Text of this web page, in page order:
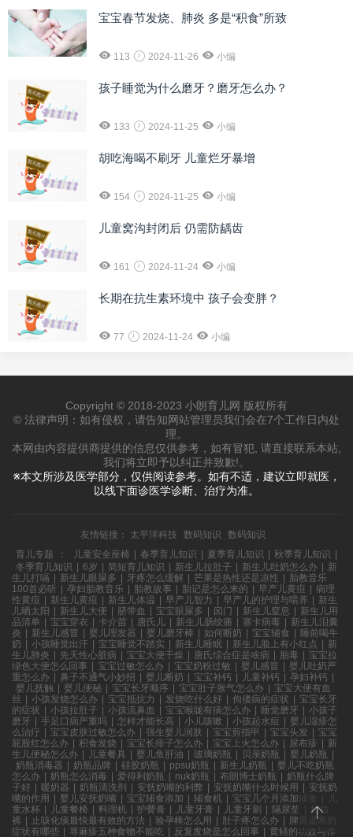
宝宝春节发烧、肺炎 多是“积食”所致
113 2024-11-26 小编
孩子睡觉为什么磨牙？磨牙怎么办？
133 2024-11-25 小编
胡吃海喝不刷牙 儿童烂牙暴增
154 2024-11-25 小编
儿童窝沟封闭后 仍需防龋齿
161 2024-11-24 小编
长期在抗生素环境中 孩子会变胖？
77 2024-11-24 小编
Copyright © 2018-2023 小朗育儿网 版权所有
© 法律声明：如有侵权，请告知网站管理员我们会在7个工作日内处
理。
本网由内容提供商提供的信息仅供参考，如有冒犯, 请直接联系本站,
我们将立即予以纠正并致歉!。
※本文所涉及医学部分，仅供阅读参考。如有不适，建议立即就医，
以线下面诊医学诊断、治疗为准。
友情链接： 太平洋科技 数码知识
数码知识
育儿专题
： 儿童安全座椅 | 春季育儿知识 | 夏季育儿知识 | 秋季育儿知识 |
冬季育儿知识 | 6岁 | 简短育儿知识 | 新生儿拉肚子 | 新生儿吐奶怎么办 | 新
生儿打嗝 | 新生儿眼屎多 | 牙疼怎么缓解 | 芒果是热性还是凉性 | 胎教音乐
100首必听 | 孕妇胎教音乐 | 胎教故事 | 胎记是怎么来的 | 早产儿黄疸 | 病理
性黄疸 | 新生儿黄疸 | 新生儿体温 | 早产儿智力 | 早产儿的护理与喂养 | 新生
儿晒太阳 | 新生儿大便 | 脐带血 | 宝宝眼屎多 | 囟门 | 新生儿窒息 | 新生儿用
品清单 | 宝宝穿衣 | 卡介苗 | 唐氏儿 | 新生儿肠绞痛 | 寨卡病毒 | 新生儿泪囊
炎 | 新生儿感冒 | 婴儿理发器 | 婴儿磨牙棒 | 如何断奶 | 宝宝辅食 | 睡前喝牛
奶 | 小孩睡觉出汗 | 宝宝睡觉不踏实 | 新生儿睡眠 | 新生儿脸上有小红点 | 新
生儿肺炎 | 先天性心脏病 | 宝宝大便干燥 | 唐氏综合症是啥病 | 胎毒 | 宝宝拉
绿色大便怎么回事 | 宝宝过敏怎么办 | 宝宝奶粉过敏 | 婴儿感冒 | 婴儿吐奶严
重怎么办 | 鼻子不通气小妙招 | 婴儿断奶 | 宝宝补钙 | 儿童补钙 | 孕妇补钙 |
婴儿抚触 | 婴儿便秘 | 宝宝长牙顺序 | 宝宝肚子胀气怎么办 | 宝宝大便有血
丝 | 小孩发烧怎么办 | 宝宝抵抗力 | 发烧吃什么好 | 佝偻病的症状 | 宝宝长牙
的症状 | 小孩拉肚子 | 小孩流鼻血 | 宝宝喉咙有痰怎么办 | 睡觉磨牙 | 小孩子
磨牙 | 手足口病严重吗 | 怎样才能长高 | 小儿咳嗽 | 小孩起水痘 | 婴儿湿疹怎
么治疗 | 宝宝皮肤过敏怎么办 | 强生婴儿润肤 | 宝宝剪指甲 | 宝宝头发 | 宝宝
屁股红怎么办 | 积食发烧 | 宝宝长痱子怎么办 | 宝宝上火怎么办 | 尿布疹 | 新
生儿便秘怎么办 | 儿童餐具 | 婴儿鱼肝油 | 玻璃奶瓶 | 贝亲奶瓶 | 婴儿奶瓶 |
奶瓶消毒器 | 奶瓶品牌 | 硅胶奶瓶 | ppsu奶瓶 | 新生儿奶瓶 | 婴儿不吃奶瓶
怎么办 | 奶瓶怎么消毒 | 爱得利奶瓶 | nuk奶瓶 | 布朗博士奶瓶 | 奶瓶什么牌
子好 | 暖奶器 | 奶瓶清洗剂 | 安抚奶嘴的利弊 | 安抚奶嘴什么时候用 | 安抚奶
嘴的作用 | 婴儿安抚奶嘴 | 宝宝辅食添加 | 辅食机 | 宝宝几个月添加辅食
童水杯 | 儿童餐椅 | 料理机 | 护臀膏 | 儿童牙膏 | 儿童牙刷 | 隔尿垫
拉拉
裤 | 止咳化痰最快最有效的方法 | 验孕棒怎么用 | 肚子疼怎么办 | 脾胃虚寒的
症状有哪些 | 荨麻疹五种食物不能吃 | 反复发烧是怎么回事 | 黄鳝的功效与作